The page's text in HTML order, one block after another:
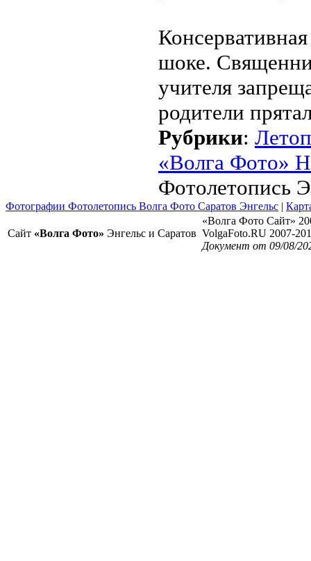
шоке.
учителя
родители
Рубрики:
«Волга Фото»
Фотолетопись
Фотографии Фотолетопись Волга Фото Саратов Энгельс |
Сайт «Волга Фото» Энгельс и Саратов
«Волга Фото Сайт»
VolgaFoto.RU 2007-
Документ от 09/08/